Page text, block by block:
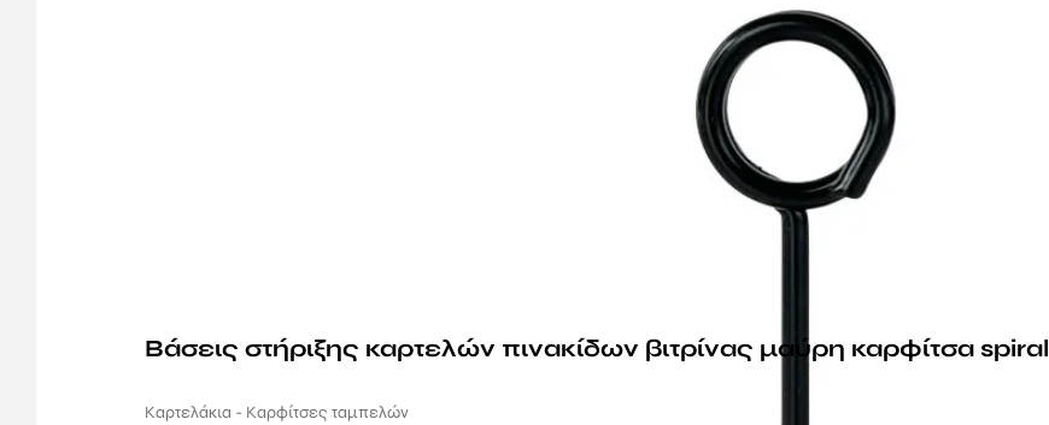
Βάσεις στήριξης καρτελών πινακίδων βιτρίνας μαύρη καρφίτσα spiral
Καρτελάκια - Καρφίτσες ταμπελών